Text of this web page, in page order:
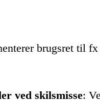
brugsret til
ved skilsmisse: